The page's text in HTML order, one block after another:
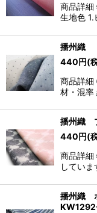
商品詳細
生地色
播州織
440円(
商品詳
材・混
播州織
440円(
商品詳細
してい
播州織